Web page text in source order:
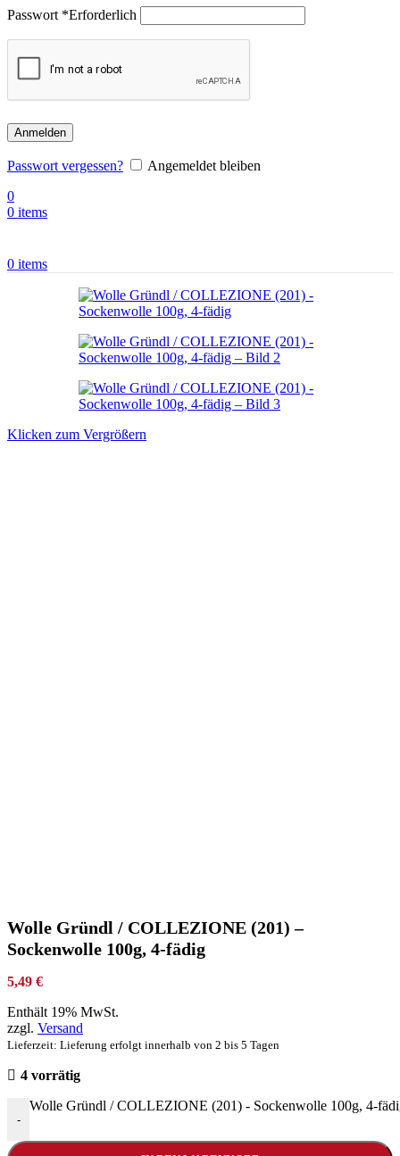
Passwort *Erforderlich
Anmelden
Passwort vergessen?
Angemeldet bleiben
0
0 items
0 items
Klicken zum Vergrößern
Wolle Gründl / COLLEZIONE (201) –
Sockenwolle 100g, 4-fädig
5,49 €
Enthält 19% MwSt.
zzgl. Versand
Lieferzeit: Lieferung erfolgt innerhalb von 2 bis 5 Tagen
4 vorrätig
-
Wolle Gründl / COLLEZIONE (201) - Sockenwolle 100g, 4-